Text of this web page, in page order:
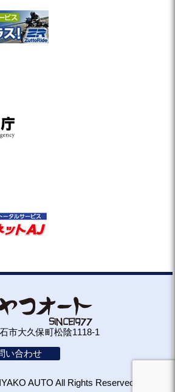
市大久保町松陰1118-1
い合わせ
AUTO All Rights Reserved.